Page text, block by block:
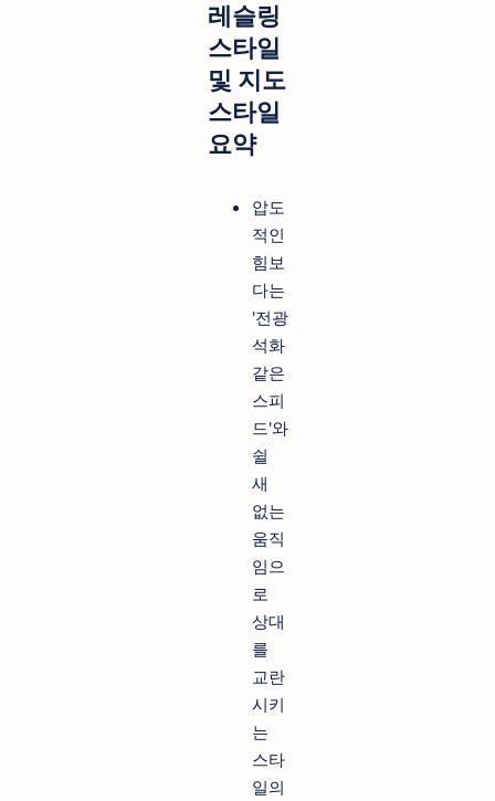
레슬링
스타일
및 지도
스타일
요약
압도
적인
힘보
다는
'전광
석화
같은
스피
드'와
쉴
새
없는
움직
임으
로
상대
를
교란
시키
는
스타
일의